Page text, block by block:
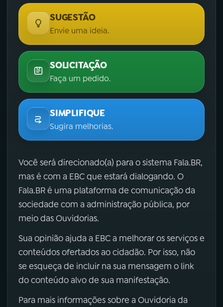
SUGESTÃO
Envie uma ideia.
SOLICITAÇÃO
Faça um pedido.
SIMPLIFIQUE
Sugira melhorias.
Você será direcionado(a) para o sistema Fala.BR,
mas é com a EBC que estará dialogando. O
Fala.BR é uma plataforma de comunicação da
sociedade com a administração pública, por
meio das Ouvidorias.
Sua opinião ajuda a EBC a melhorar os serviços e
conteúdos ofertados ao cidadão. Por isso, não
se esqueça de incluir na sua mensagem o link
do conteúdo alvo de sua manifestação.
Para mais informações sobre a Ouvidoria da